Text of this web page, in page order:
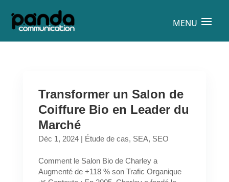
Transformer un Salon de
Coiffure Bio en Leader du
Marché
Déc 1, 2024| Étude de cas, SEA, SEO
Comment le Salon Bio de Charley a
Augmenté de +118 % son Trafic Organique